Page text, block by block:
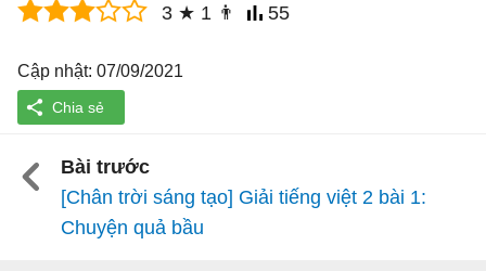
3 ★ 1 👨 55
Cập nhật: 07/09/2021
Bài trước
[Chân trời sáng tạo] Giải tiếng việt 2 bài 1:
Chuyện quả bầu